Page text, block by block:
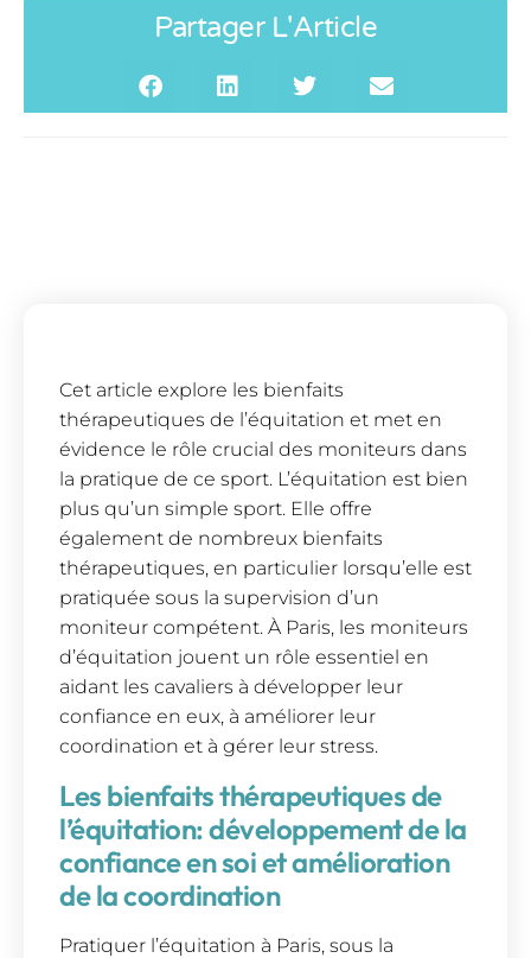
Partager L'Article
Cet article explore les bienfaits
thérapeutiques de l’équitation et met en
évidence le rôle crucial des moniteurs dans
la pratique de ce sport. L’équitation est bien
plus qu’un simple sport. Elle offre
également de nombreux bienfaits
thérapeutiques, en particulier lorsqu’elle est
pratiquée sous la supervision d’un
moniteur compétent. À Paris, les moniteurs
d’équitation jouent un rôle essentiel en
aidant les cavaliers à développer leur
confiance en eux, à améliorer leur
coordination et à gérer leur stress.
Les bienfaits thérapeutiques de
l’équitation: développement de la
confiance en soi et amélioration
de la coordination
Pratiquer l’équitation à Paris, sous la